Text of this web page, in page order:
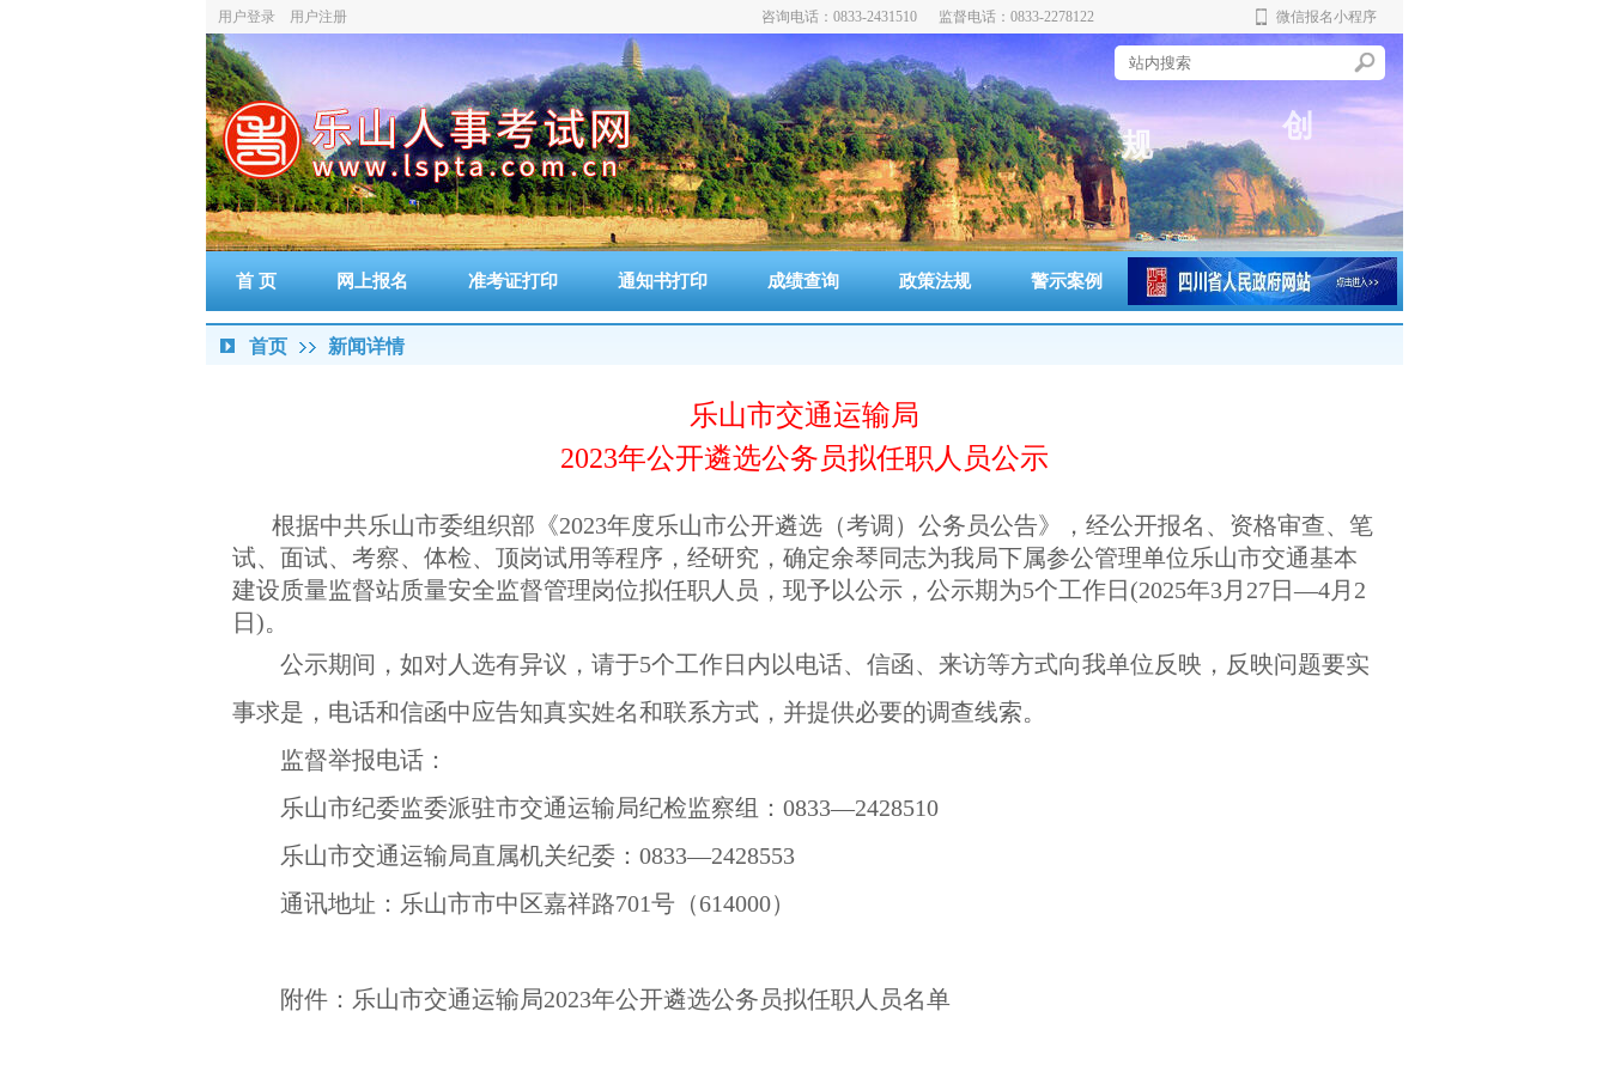
用户登录 用户注册 咨询电话：0833-2431510 监督电话：0833-2278122 微信报名小程序
科 规实 创
首 页 网上报名 准考证打印 通知书打印 成绩查询 政策法规 警示案例
首页 新闻详情
乐山市交通运输局
2023年公开遴选公务员拟任职人员公示
根据中共乐山市委组织部《2023年度乐山市公开遴选（考调）公务员公告》，经公开报名、资格审查、笔
试、面试、考察、体检、顶岗试用等程序，经研究，确定余琴同志为我局下属参公管理单位乐山市交通基本
建设质量监督站质量安全监督管理岗位拟任职人员，现予以公示，公示期为5个工作日(2025年3月27日—4月2
日)。
公示期间，如对人选有异议，请于5个工作日内以电话、信函、来访等方式向我单位反映，反映问题要实
事求是，电话和信函中应告知真实姓名和联系方式，并提供必要的调查线索。
监督举报电话：
乐山市纪委监委派驻市交通运输局纪检监察组：0833—2428510
乐山市交通运输局直属机关纪委：0833—2428553
通讯地址：乐山市市中区嘉祥路701号（614000）
附件：乐山市交通运输局2023年公开遴选公务员拟任职人员名单